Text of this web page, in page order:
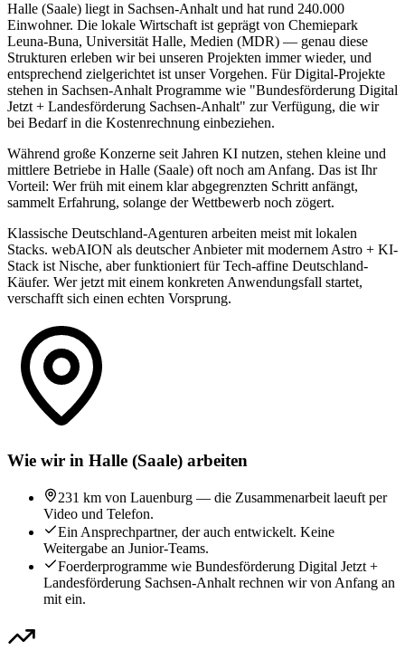
Halle (Saale) liegt in Sachsen-Anhalt und hat rund 240.000
Einwohner. Die lokale Wirtschaft ist geprägt von Chemiepark
Leuna-Buna, Universität Halle, Medien (MDR) — genau diese
Strukturen erleben wir bei unseren Projekten immer wieder, und
entsprechend zielgerichtet ist unser Vorgehen. Für Digital-Projekte
stehen in Sachsen-Anhalt Programme wie "Bundesförderung Digital
Jetzt + Landesförderung Sachsen-Anhalt" zur Verfügung, die wir
bei Bedarf in die Kostenrechnung einbeziehen.
Während große Konzerne seit Jahren KI nutzen, stehen kleine und
mittlere Betriebe in Halle (Saale) oft noch am Anfang. Das ist Ihr
Vorteil: Wer früh mit einem klar abgegrenzten Schritt anfängt,
sammelt Erfahrung, solange der Wettbewerb noch zögert.
Klassische Deutschland-Agenturen arbeiten meist mit lokalen
Stacks. webAION als deutscher Anbieter mit modernem Astro + KI-
Stack ist Nische, aber funktioniert für Tech-affine Deutschland-
Käufer. Wer jetzt mit einem konkreten Anwendungsfall startet,
verschafft sich einen echten Vorsprung.
Wie wir in Halle (Saale) arbeiten
231 km von Lauenburg — die Zusammenarbeit laeuft per
Video und Telefon.
Ein Ansprechpartner, der auch entwickelt. Keine
Weitergabe an Junior-Teams.
Foerderprogramme wie Bundesförderung Digital Jetzt +
Landesförderung Sachsen-Anhalt rechnen wir von Anfang an
mit ein.